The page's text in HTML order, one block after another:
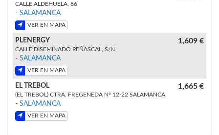
CALLE ALDEHUELA, 86
- SALAMANCA
VER EN MAPA
PLENERGY
CALLE DISEMINADO PEÑASCAL, S/N
- SALAMANCA
VER EN MAPA
1,609 €
EL TREBOL
(EL TREBOL) CTRA. FREGENEDA Nº 12-22 SALAMANCA
- SALAMANCA
VER EN MAPA
1,665 €